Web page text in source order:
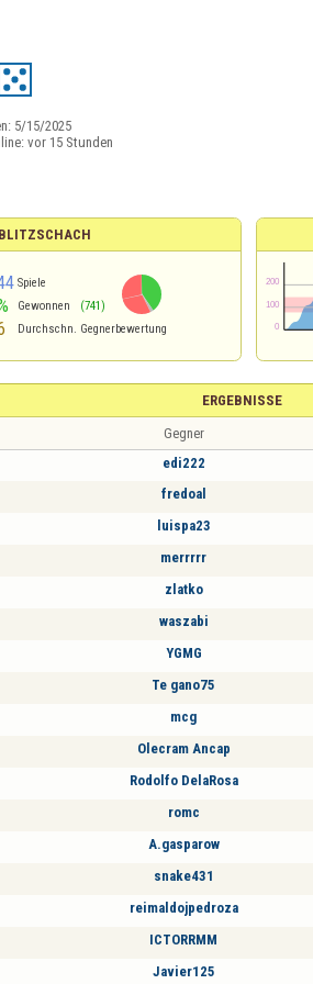
5/15/2025
vor 15 Stunden
Spiele
Gewonnen (741)
Durchschn. Gegnerbewertung
ERGEBNISSE
Gegner
edi222
fredoal
luispa23
merrrrr
zlatko
waszabi
YGMG
Te gano75
mcg
Olecram Ancap
Rodolfo DelaRosa
romc
A.gasparow
snake431
reimaldojpedroza
ICTORRMM
Javier125